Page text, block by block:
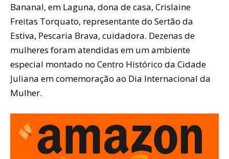
Bananal, em Laguna, dona de casa, Crislaine
Freitas Torquato, representante do Sertão da
Estiva, Pescaria Brava, cuidadora. Dezenas de
mulheres foram atendidas em um ambiente
especial montado no Centro Histórico da Cidade
Juliana em comemoração ao Dia Internacional da
Mulher.